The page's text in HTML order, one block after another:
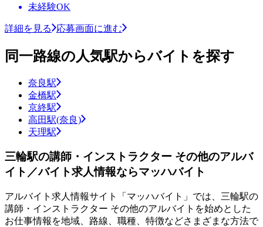
未経験OK
詳細を見る 応募画面に進む
同一路線の人気駅からバイトを探す
奈良駅
金橋駅
京終駅
高田駅(奈良)
天理駅
三輪駅の講師・インストラクター その他のアルバ
イト／バイト求人情報ならマッハバイト
アルバイト求人情報サイト「マッハバイト」では、三輪駅の
講師・インストラクター その他のアルバイトを始めとした
お仕事情報を地域、路線、職種、特徴などさまざまな方法で